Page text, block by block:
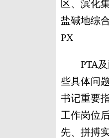
区、滨化
盐碱地综
PX
PTA及
些具体问
书记重要
工作岗位
先、拼搏